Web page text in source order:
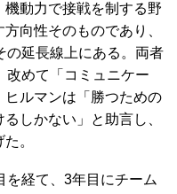
動力で接戦を制する野
向性そのものであり、
の延長線上にある。両者
改めて「コミュニケー
ヒルマンは「勝つための
しかない」と助言し、
。
を経て、3年目にチーム